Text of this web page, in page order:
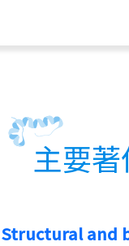
主要
Structural and